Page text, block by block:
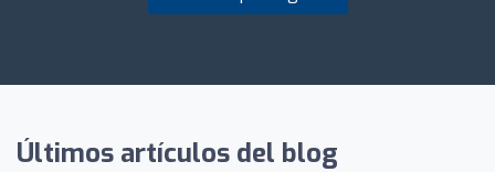
Últimos artículos del blog